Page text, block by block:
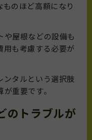
のほど高額になり
や屋根などの設備も
用も考慮する必要が
ンタルという選択肢
重要です。
のトラブルが